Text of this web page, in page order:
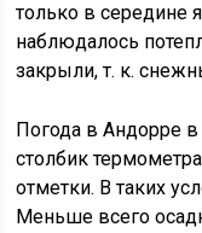
только в середине
наблюдалось
закрыли, т. к.
Погода в Андорре
столбик
отметки. В таких
Меньше всего